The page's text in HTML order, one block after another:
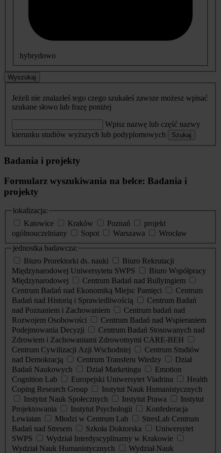
hybrydowo
Wyszukaj
Jeżeli nie znalazłeś tego czego szukałeś zawsze możesz wpisać
szukane słowo lub frazę poniżej
Wpisz nazwę lub część nazwy
kierunku studiów wyższych lub podyplomowych
Szukaj
Badania i projekty
Formularz wyszukiwania na belce: Badania i
projekty
lokalizacja:
Katowice
Kraków Poznań
projekt
ogólnouczelniany
Sopot Warszawa
Wrocław
jednostka badawcza:
Biuro Prorektorki ds. nauki
Biuro Rekrutacji
Międzynarodowej Uniwersytetu SWPS
Biuro Współpracy
Międzynarodowej
Centrum Badań nad Bullyingiem
Centrum Badań nad Ekonomiką Miejsc Pamięci
Centrum
Badań nad Historią i Sprawiedliwością
Centrum Badań
nad Poznaniem i Zachowaniem
Centrum badań nad
Rozwojem Osobowości
Centrum Badań nad Wspieraniem
Podejmowania Decyzji
Centrum Badań Stosowanych nad
Zdrowiem i Zachowaniami Zdrowotnymi CARE-BEH
Centrum Cywilizacji Azji Wschodniej
Centrum Studiów
nad Demokracją
Centrum Transferu Wiedzy
Dział
Badań Naukowych
Dział Marketingu
Emotion
Cognition Lab
Europejski Uniwersytet Viadrina
Health
Coping Research Group
Instytut Nauk Humanistycznych
Instytut Nauk Społecznych
Instytut Prawa
Instytut
Projektowania
Instytut Psychologii
Konfederacja
Lewiatan
Młodzi w Centrum Lab
StresLab Centrum
Badań nad Stresem
Szkoła Doktorska
Uniwersytet
SWPS
Wydział Interdyscyplinarny w Krakowie
Wydział Nauk Humanistycznych
Wydział Nauk